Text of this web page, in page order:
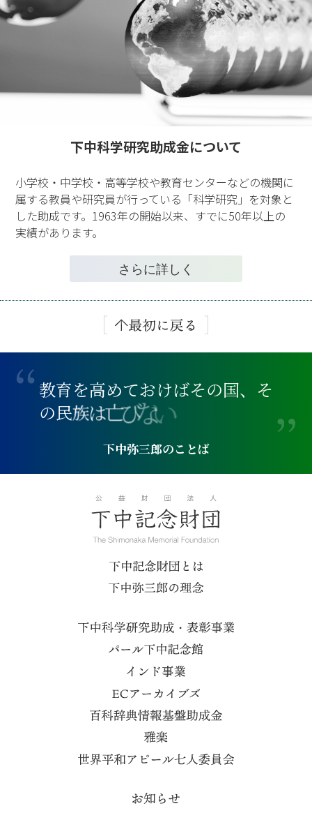
下中科学研究助成金について
小学校・中学校・高等学校や教育センターなどの機関に
属する教員や研究員が行っている「科学研究」を対象と
した助成です。1963年の開始以来、すでに50年以上の
実績があります。
さらに詳しく
教育を高めておけばその国、 そ
の民族は亡びない
下中弥三郎のことば